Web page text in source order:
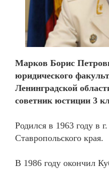
Марков Борис
юридического
Ленинградской
советник юстиции 3
Родился в 1963 году в
Ставропольского края.
В 1986 году окончил